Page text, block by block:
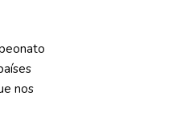
nos